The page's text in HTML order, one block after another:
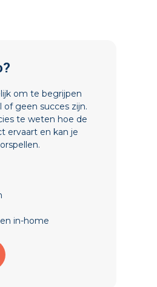
om te begrijpen
geen succes zijn.
te weten hoe de
ervaart en kan je
in-home